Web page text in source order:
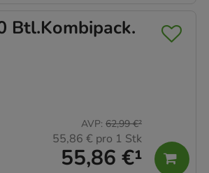
Btl.Kombipack.
55,86 €¹
AVP: 62,99 €²
55,86 € pro 1 Stk